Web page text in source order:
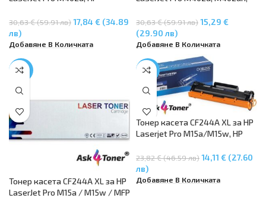
LaserJet Pro M426dw MFP,
LaserJet Pro M426fdw MFP
30,63 € (59.91 лв)17,84 € (34.89
лв)
Добавяне В Количката
M426fdn, MFP M426fdw
30,63 € (59.91 лв)15,29 €
(29.90 лв)
Добавяне В Количката
-46%
Тонер касета CF244A XL за HP
LaserJet Pro M15a / M15w / MFP
-41%
Тонер касета CF244A XL за HP
Laserjet Pro M15a/M15w, HP
2000 копия
23,82 € (46.59 лв)14,11 € (27.60
лв)
Добавяне В Количката